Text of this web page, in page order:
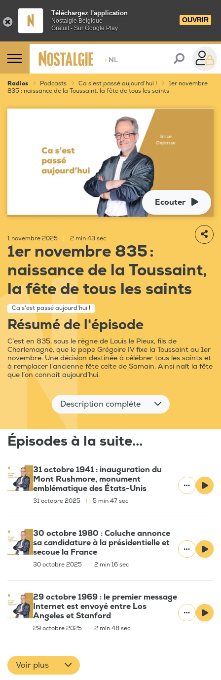
Téléchargez l'application
Nostalgie Belgique
Gratuit - Sur Google Play
OUVRIR
> NL
Radios Podcasts Ca s'est passé aujourd'hui !
1er novembre
835 : naissance de la Toussaint, la fête de tous les saints
Ecouter
1 novembre 2025 2 min 43 sec
1er novembre 835 :
naissance de la Toussaint,
la fête de tous les saints
Ca s'est passé aujourd'hui !
Résumé de l'épisode
C’est en 835, sous le règne de Louis le Pieux, fils de
Charlemagne, que le pape Grégoire IV fixe la Toussaint au 1er
novembre. Une décision destinée à célébrer tous les saints et
à remplacer l’ancienne fête celte de Samain. Ainsi naît la fête
que l’on connaît aujourd’hui.
Description complète
Épisodes à la suite...
31 octobre 1941 : inauguration du
Mont Rushmore, monument
emblématique des États-Unis
31 octobre 2025 5 min 47 sec
30 octobre 1980 : Coluche annonce
sa candidature à la présidentielle et
secoue la France
30 octobre 2025 2 min 16 sec
29 octobre 1969 : le premier message
Internet est envoyé entre Los
Angeles et Stanford
29 octobre 2025 2 min 48 sec
Voir plus